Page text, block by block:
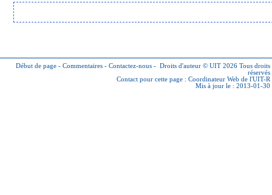
Début de page - Commentaires - Contactez-nous - Droits d'auteur © UIT 2026 Tous droits
réservés
Contact pour cette page : Coordinateur Web de l'UIT-R
Mis à jour le : 2013-01-30